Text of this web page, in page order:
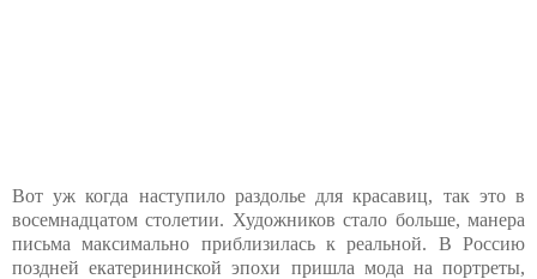
Вот уж когда наступило раздолье для красавиц, так это в
восемнадцатом столетии. Художников стало больше, манера
письма максимально приблизилась к реальной. В Россию
поздней екатерининской эпохи пришла мода на портреты,